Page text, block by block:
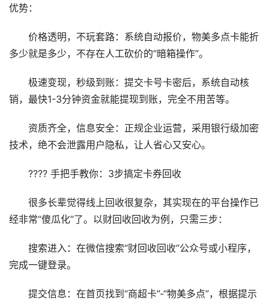
优势：
价格透明，不玩套路：系统自动报价，物美多点卡能折
多少就是多少，不存在人工砍价的“暗箱操作”。
极速变现，秒级到账：提交卡号卡密后，系统自动核
销，最快1-3分钟资金就能提现到账，完全不用苦等。
资质齐全，信息安全：正规企业运营，采用银行级加密
技术，绝不会泄露用户隐私，让人省心又安心。
????️ 手把手教你：3步搞定卡券回收
很多长辈觉得线上回收很复杂，其实现在的平台操作已
经非常“傻瓜化”了。以财回收回收为例，只需三步：
搜索进入：在微信搜索“财回收回收”公众号或小程序，
完成一键登录。
提交信息：在首页找到“商超卡”-“物美多点”，根据提示